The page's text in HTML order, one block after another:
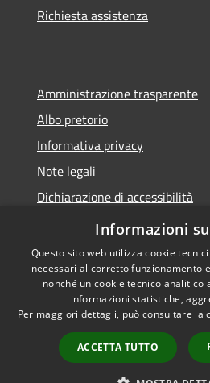
Richiesta assistenza
Amministrazione trasparente
Albo pretorio
Informativa privacy
Note legali
Dichiarazione di accessibilità
Piano di miglioramento del sito
Accessibilità
Informazioni
Questo sito web utilizza cookie
necessari al corretto funzionamento
nonché un cookie tecnico analitico
informazioni statistiche,
Per maggiori dettagli, può consultare la
ACCETTA TUTTO